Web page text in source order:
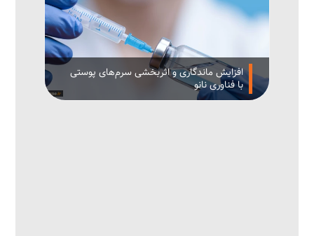
افزایش ماندگاری و اثربخشی سرم‌های پوستی
با فناوری نانو